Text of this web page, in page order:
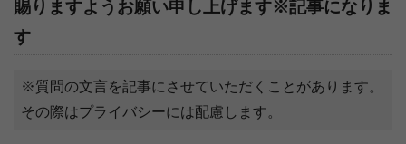
賜りますようお願い申し上げます※記事になりま
す
※質問の文言を記事にさせていただくことがあります。
その際はプライバシーには配慮します。